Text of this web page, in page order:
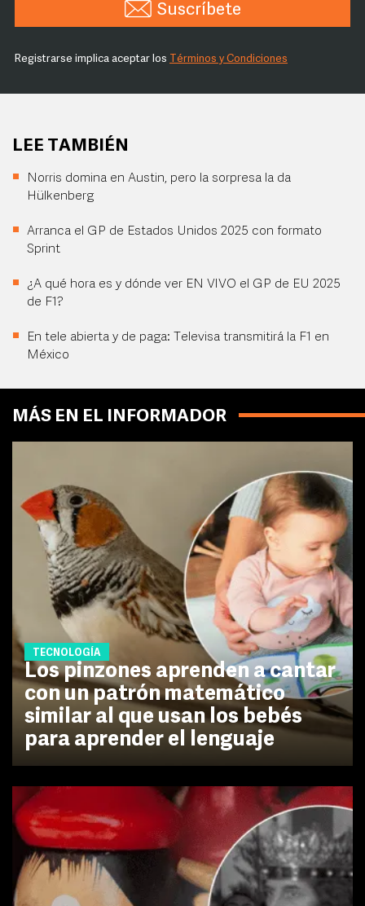
Suscríbete
Registrarse implica aceptar los Términos y Condiciones
LEE TAMBIÉN
Norris domina en Austin, pero la sorpresa la da
Hülkenberg
Arranca el GP de Estados Unidos 2025 con formato
Sprint
¿A qué hora es y dónde ver EN VIVO el GP de EU 2025
de F1?
En tele abierta y de paga: Televisa transmitirá la F1 en
México
MÁS EN EL INFORMADOR
TECNOLOGÍA
Los pinzones aprenden a cantar
con un patrón matemático
similar al que usan los bebés
para aprender el lenguaje